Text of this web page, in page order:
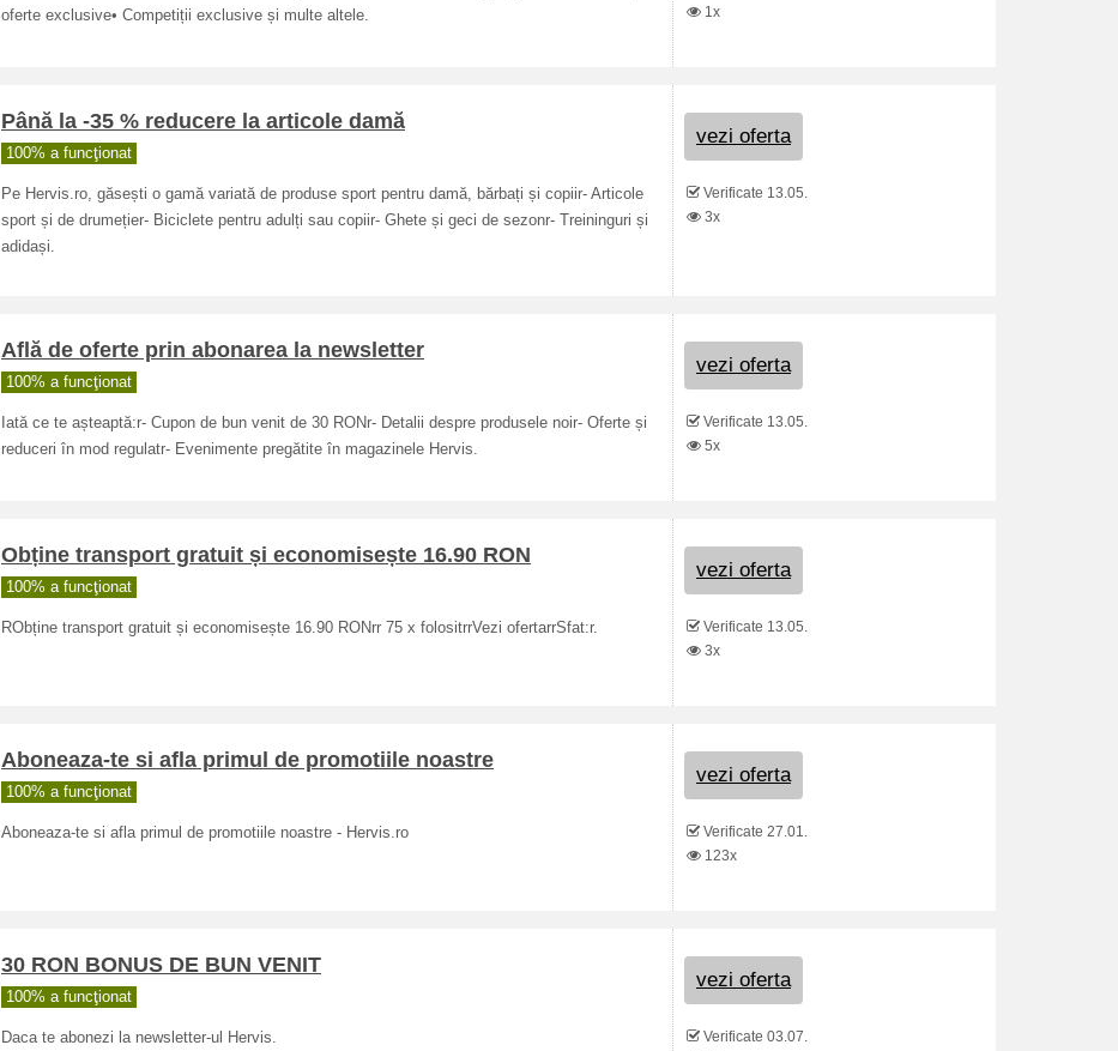
oferte exclusive• Competiții exclusive și multe altele.
1x
Până la -35 % reducere la articole damă
100% a funcţionat
Pe Hervis.ro, găsești o gamă variată de produse sport pentru damă, bărbați și copiir- Articole
sport și de drumețier- Biciclete pentru adulți sau copiir- Ghete și geci de sezonr- Treininguri și
adidași.
vezi oferta
Verificate 13.05.
3x
Află de oferte prin abonarea la newsletter
100% a funcţionat
Iată ce te așteaptă:r- Cupon de bun venit de 30 RONr- Detalii despre produsele noir- Oferte și
reduceri în mod regulatr- Evenimente pregătite în magazinele Hervis.
vezi oferta
Verificate 13.05.
5x
Obține transport gratuit și economisește 16.90 RON
100% a funcţionat
RObține transport gratuit și economisește 16.90 RONrr 75 x folositrrVezi ofertarrSfat:r.
vezi oferta
Verificate 13.05.
3x
Aboneaza-te si afla primul de promotiile noastre
100% a funcţionat
Aboneaza-te si afla primul de promotiile noastre - Hervis.ro
vezi oferta
Verificate 27.01.
123x
30 RON BONUS DE BUN VENIT
100% a funcţionat
Daca te abonezi la newsletter-ul Hervis.
vezi oferta
Verificate 03.07.